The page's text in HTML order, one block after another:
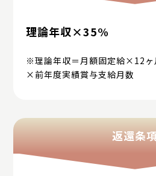
理論年収×35%
※理論年収＝月額固定給×12ヶ
×前年度実績賞与支給月数
返還条